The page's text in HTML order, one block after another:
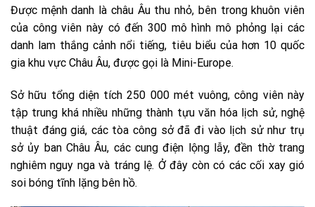
Được mệnh danh là châu Âu thu nhỏ, bên trong khuôn viên
của công viên này có đến 300 mô hình mô phỏng lại các
danh lam thắng cảnh nổi tiếng, tiêu biểu của hơn 10 quốc
gia khu vực Châu Âu, được gọi là Mini-Europe.
Sở hữu tổng diện tích 250 000 mét vuông, công viên này
tập trung khá nhiều những thành tựu văn hóa lịch sử, nghệ
thuật đáng giá, các tòa công sở đã đi vào lịch sử như trụ
sở ủy ban Châu Âu, các cung điện lộng lẫy, đền thờ trang
nghiêm nguy nga và tráng lệ. Ở đây còn có các cối xay gió
soi bóng tĩnh lặng bên hồ.